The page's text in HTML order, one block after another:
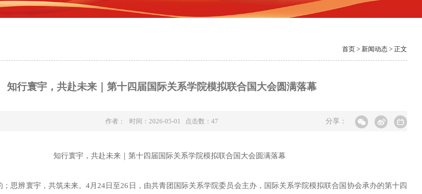
首页 > 新闻动态 > 正文
知行寰宇，共赴未来｜第十四届国际关系学院模拟联合国大会圆满落幕
作者： 时间：2026-05-01 点击数：47 分享：
知行寰宇，共赴未来｜第十四届国际关系学院模拟联合国大会圆满落幕
；思辨寰宇，共筑未来。4月 24日至26 日，由共青团国际关系学院委员会主办，国际关系学院模拟联合国协会承办的第十四